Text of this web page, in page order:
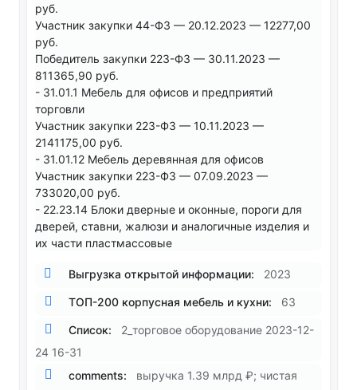
руб.
Участник закупки 44-ФЗ — 20.12.2023 — 12277,00
руб.
Победитель закупки 223-ФЗ — 30.11.2023 —
811365,90 руб.
- 31.01.1 Мебель для офисов и предприятий
торговли
Участник закупки 223-ФЗ — 10.11.2023 —
2141175,00 руб.
- 31.01.12 Мебель деревянная для офисов
Участник закупки 223-ФЗ — 07.09.2023 —
733020,00 руб.
- 22.23.14 Блоки дверные и оконные, пороги для
дверей, ставни, жалюзи и аналогичные изделия и
их части пластмассовые
Выгрузка открытой информации: 2023
ТОП-200 корпусная мебель и кухни: 63
Список:
2_торговое оборудование 2023-12-
24 16-31
comments:
выручка 1.39 млрд ₽; чистая